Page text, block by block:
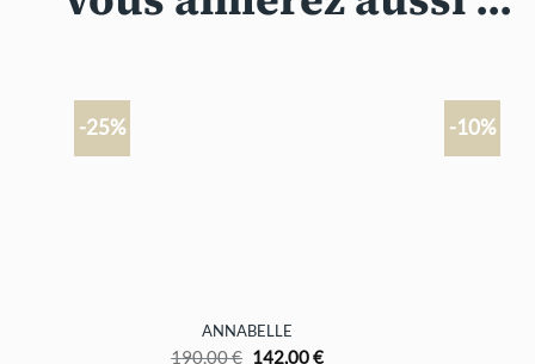
-25%
ANNABELLE
190,00€ Le
142,00€Le
-10%